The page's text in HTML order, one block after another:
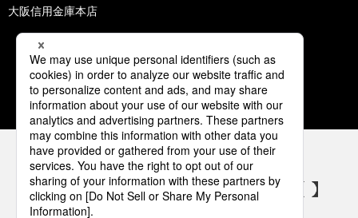
大阪信用金庫本店
1 2 3 4 5
パナソニックの電気設備 SNSアカウント